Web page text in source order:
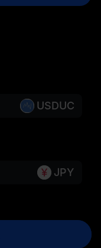
USDUC
JPY